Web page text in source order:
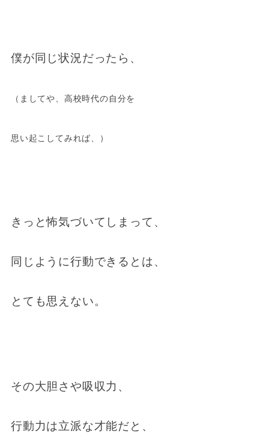
僕が同じ状況だったら、
（ましてや、高校時代の自分を
思い起こしてみれば、）
きっと怖気づいてしまって、
同じように行動できるとは、
とても思えない。
その大胆さや吸収力、
行動力は立派な才能だと、